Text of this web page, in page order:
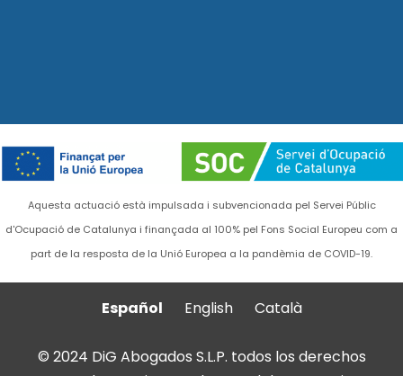
Aquesta actuació està impulsada i subvencionada pel Servei Públic
d'Ocupació de Catalunya i finançada al 100% pel Fons Social Europeu com a
part de la resposta de la Unió Europea a la pandèmia de COVID-19.
Español English Català
© 2024 DiG Abogados S.L.P. todos los derechos